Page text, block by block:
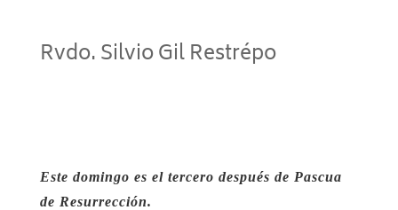
Rvdo. Silvio Gil Restrépo
Este domingo es el tercero después de Pascua
de Resurrección.